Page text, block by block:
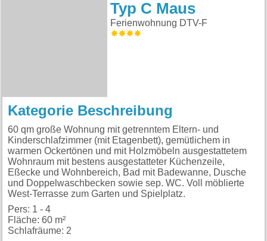
Typ C Maus
Ferienwohnung DTV-F
Kategorie Beschreibung
60 qm große Wohnung mit getrenntem Eltern- und
Kinderschlafzimmer (mit Etagenbett), gemütlichem in
warmen Ockertönen und mit Holzmöbeln ausgestattetem
Wohnraum mit bestens ausgestatteter Küchenzeile,
Eßecke und Wohnbereich, Bad mit Badewanne, Dusche
und Doppelwaschbecken sowie sep. WC. Voll möblierte
West-Terrasse zum Garten und Spielplatz.
Pers: 1 - 4
Fläche: 60 m²
Schlafräume: 2